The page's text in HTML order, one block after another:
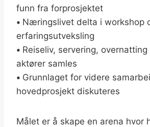
funn fra forprosjektet
• Næringslivet delta i workshop
erfaringsutveksling
• Reiseliv, servering,
aktører samles
• Grunnlaget for videre
hovedprosjekt diskuteres
Målet er å skape en arena hvor